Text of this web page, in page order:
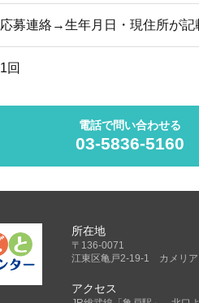
応募連絡→生年月日・現住所が記
1回
電話で問い合わせる
03-5836-5160
所在地
〒136-0071
江東区亀戸2-19-1 カメリア
アクセス